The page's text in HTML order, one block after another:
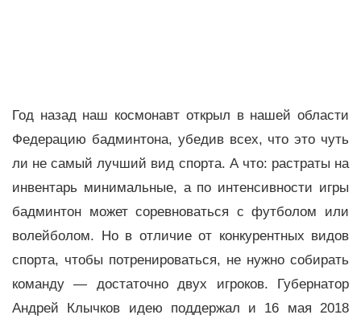
Год назад наш космонавт открыл в нашей области
Федерацию бадминтона, убедив всех, что это чуть
ли не самый лучший вид спорта. А что: растраты на
инвентарь минимальные, а по интенсивности игры
бадминтон может соревноваться с футболом или
волейболом. Но в отличие от конкурентных видов
спорта, чтобы потренироваться, не нужно собирать
команду — достаточно двух игроков. Губернатор
Андрей Клычков идею поддержал и 16 мая 2018